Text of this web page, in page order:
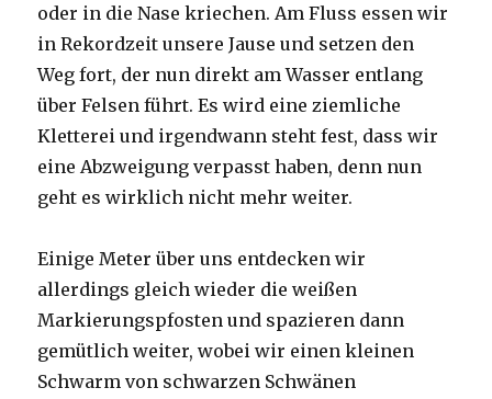
oder in die Nase kriechen. Am Fluss essen wir
in Rekordzeit unsere Jause und setzen den
Weg fort, der nun direkt am Wasser entlang
über Felsen führt. Es wird eine ziemliche
Kletterei und irgendwann steht fest, dass wir
eine Abzweigung verpasst haben, denn nun
geht es wirklich nicht mehr weiter.
Einige Meter über uns entdecken wir
allerdings gleich wieder die weißen
Markierungspfosten und spazieren dann
gemütlich weiter, wobei wir einen kleinen
Schwarm von schwarzen Schwänen